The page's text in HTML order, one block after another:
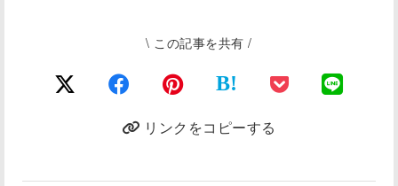
\ この記事を共有 /
B!
リンクをコピーする